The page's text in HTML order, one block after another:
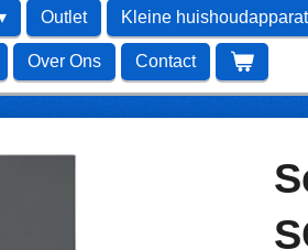
Outlet Kleine
Over Ons Contact